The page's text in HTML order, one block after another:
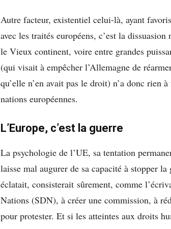
Autre facteur, existentiel celui-là, ayant
avec les traités européens, c’est la
le Vieux continent, voire entre grandes
(qui visait à empêcher l’Allemagne de
qu’elle n’en avait pas le droit) n’a donc rien
nations européennes.
L’Europe, c’est la guerre
La psychologie de l’UE, sa tentation
laisse mal augurer de sa capacité à stopper
éclatait, consisterait sûrement, comme
Nations (SDN), à créer une commission, à
pour protester. Et si les atteintes aux droits